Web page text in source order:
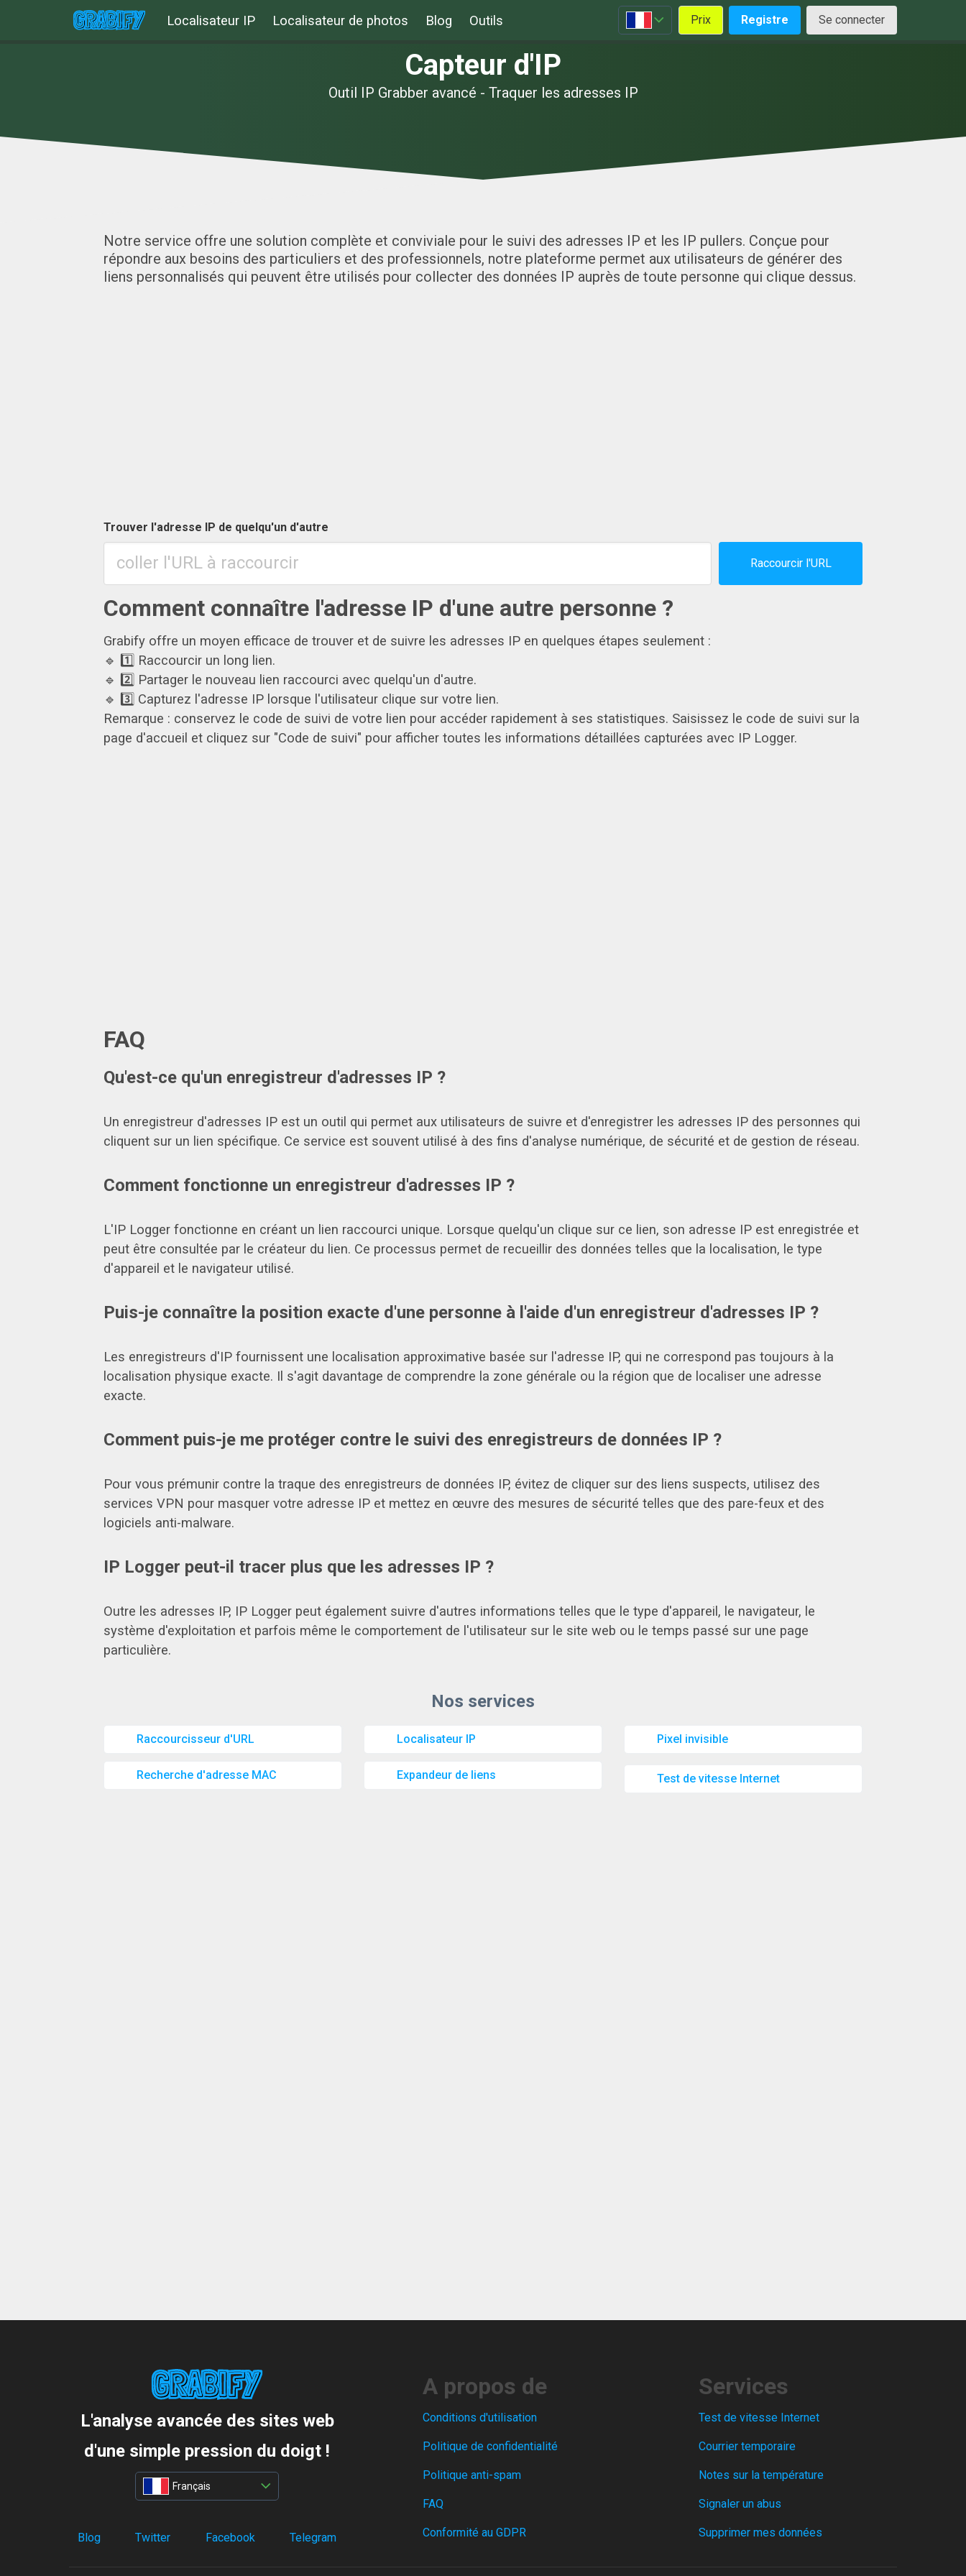
Localisateur IP Localisateur de photos Blog Outils Prix Registre Se connecter
Capteur d'IP
Outil IP Grabber avancé - Traquer les adresses IP
Notre service offre une solution complète et conviviale pour le suivi des adresses IP et les IP pullers. Conçue pour
répondre aux besoins des particuliers et des professionnels, notre plateforme permet aux utilisateurs de générer des
liens personnalisés qui peuvent être utilisés pour collecter des données IP auprès de toute personne qui clique dessus.
Trouver l'adresse IP de quelqu'un d'autre
Raccourcir l'URL
Comment connaître l'adresse IP d'une autre personne ?
Grabify offre un moyen efficace de trouver et de suivre les adresses IP en quelques étapes seulement :
🔹 1️⃣ Raccourcir un long lien.
🔹 2️⃣ Partager le nouveau lien raccourci avec quelqu'un d'autre.
🔹 3️⃣ Capturez l'adresse IP lorsque l'utilisateur clique sur votre lien.
Remarque : conservez le code de suivi de votre lien pour accéder rapidement à ses statistiques. Saisissez le code de suivi sur la
page d'accueil et cliquez sur "Code de suivi" pour afficher toutes les informations détaillées capturées avec IP Logger.
FAQ
Qu'est-ce qu'un enregistreur d'adresses IP ?
Un enregistreur d'adresses IP est un outil qui permet aux utilisateurs de suivre et d'enregistrer les adresses IP des personnes qui
cliquent sur un lien spécifique. Ce service est souvent utilisé à des fins d'analyse numérique, de sécurité et de gestion de réseau.
Comment fonctionne un enregistreur d'adresses IP ?
L'IP Logger fonctionne en créant un lien raccourci unique. Lorsque quelqu'un clique sur ce lien, son adresse IP est enregistrée et
peut être consultée par le créateur du lien. Ce processus permet de recueillir des données telles que la localisation, le type
d'appareil et le navigateur utilisé.
Puis-je connaître la position exacte d'une personne à l'aide d'un enregistreur d'adresses IP ?
Les enregistreurs d'IP fournissent une localisation approximative basée sur l'adresse IP, qui ne correspond pas toujours à la
localisation physique exacte. Il s'agit davantage de comprendre la zone générale ou la région que de localiser une adresse
exacte.
Comment puis-je me protéger contre le suivi des enregistreurs de données IP ?
Pour vous prémunir contre la traque des enregistreurs de données IP, évitez de cliquer sur des liens suspects, utilisez des
services VPN pour masquer votre adresse IP et mettez en œuvre des mesures de sécurité telles que des pare-feux et des
logiciels anti-malware.
IP Logger peut-il tracer plus que les adresses IP ?
Outre les adresses IP, IP Logger peut également suivre d'autres informations telles que le type d'appareil, le navigateur, le
système d'exploitation et parfois même le comportement de l'utilisateur sur le site web ou le temps passé sur une page
particulière.
Raccourcisseur d'URL Localisateur IP Pixel invisible
Recherche d'adresse MAC Expandeur de liens Test de vitesse Internet
L'analyse avancée des sites web
d'une simple pression du doigt !
Français
Blog Twitter Facebook Telegram
A propos de
Conditions d'utilisation
Politique de confidentialité
Politique anti-spam
FAQ
Conformité au GDPR
Services
Test de vitesse Internet
Courrier temporaire
Notes sur la température
Signaler un abus
Supprimer mes données